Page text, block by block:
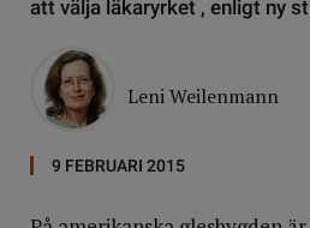
att välja läkaryrket , enligt ny
Leni Weilenmann
9 FEBRUARI 2015